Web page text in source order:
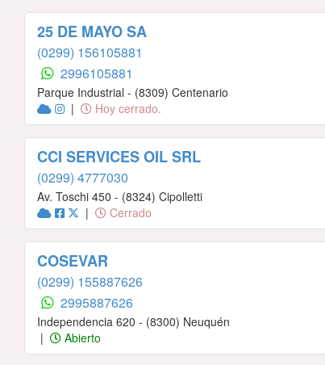
25 DE MAYO SA
(0299) 156105881
2996105881
Parque Industrial - (8309) Centenario
|
Hoy cerrado.
CCI SERVICES OIL SRL
(0299) 4777030
Av. Toschi 450 - (8324) Cipolletti
|
Cerrado
COSEVAR
(0299) 155887626
2995887626
Independencia 620 - (8300) Neuquén
|
Abierto